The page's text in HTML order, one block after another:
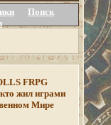
Поиск
FRPG
жил играми
Мире